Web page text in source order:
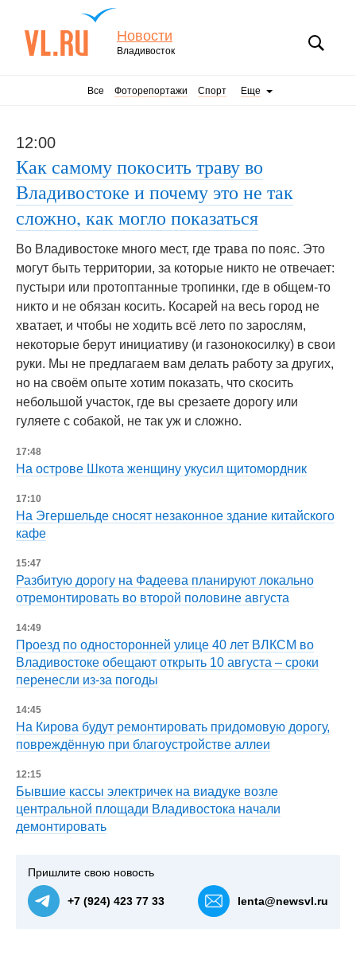
Новости
Владивосток
Все Фоторепортажи Спорт Еще
12:00
Как самому покосить траву во
Владивостоке и почему это не так
сложно, как могло показаться
Во Владивостоке много мест, где трава по пояс. Это
могут быть территории, за которые никто не отвечает:
пустыри или протоптанные тропинки, где в общем-то
никто и не обязан косить. Косарей на весь город не
хватает, и чтобы не ходить всё лето по зарослям,
некоторые берут инициативу (и газонокосилку) в свои
руки. Мы не предлагаем вам делать работу за других,
но на своём опыте хотим показать, что скосить
небольшой участок, где вы срезаете дорогу или
гуляете с собакой, не так уж и сложно.
17:48
На острове Шкота женщину укусил щитомордник
17:10
На Эгершельде сносят незаконное здание китайского
кафе
15:47
Разбитую дорогу на Фадеева планируют локально
отремонтировать во второй половине августа
14:49
Проезд по односторонней улице 40 лет ВЛКСМ во
Владивостоке обещают открыть 10 августа – сроки
перенесли из-за погоды
14:45
На Кирова будут ремонтировать придомовую дорогу,
повреждённую при благоустройстве аллеи
12:15
Бывшие кассы электричек на виадуке возле
центральной площади Владивостока начали
демонтировать
Пришлите свою новость
+7 (924) 423 77 33 lenta@newsvl.ru